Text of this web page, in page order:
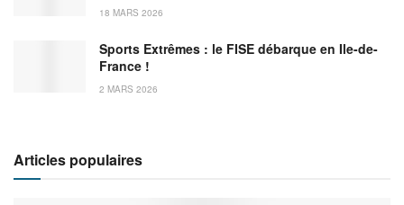
18 MARS 2026
Sports Extrêmes : le FISE débarque en Ile-de-
France !
2 MARS 2026
Articles populaires